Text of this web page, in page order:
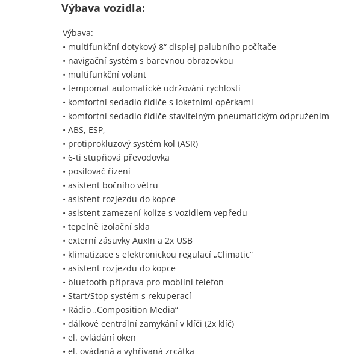
Výbava vozidla:
Výbava:
• multifunkční dotykový 8“ displej palubního počítače
• navigační systém s barevnou obrazovkou
• multifunkční volant
• tempomat automatické udržování rychlosti
• komfortní sedadlo řidiče s loketními opěrkami
• komfortní sedadlo řidiče stavitelným pneumatickým odpružením
• ABS, ESP,
• protiprokluzový systém kol (ASR)
• 6-ti stupňová převodovka
• posilovač řízení
• asistent bočního větru
• asistent rozjezdu do kopce
• asistent zamezení kolize s vozidlem vepředu
• tepelně izolační skla
• externí zásuvky AuxIn a 2x USB
• klimatizace s elektronickou regulací „Climatic“
• asistent rozjezdu do kopce
• bluetooth příprava pro mobilní telefon
• Start/Stop systém s rekuperací
• Rádio „Composition Media“
• dálkové centrální zamykání v klíči (2x klíč)
• el. ovládání oken
• el. ovádaná a vyhřívaná zrcátka